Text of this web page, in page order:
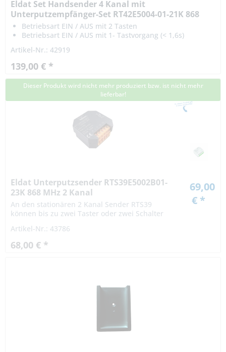
Eldat Set Handsender 4 Kanal mit
Unterputzempfänger-Set RT42E5004-01-21K 868
MHz 230 V...
Betriebsart EIN / AUS mit 2 Tasten
Betriebsart EIN / AUS mit 1- Tastvorgang (< 1,6s)
gedrückt wird
Artikel-Nr.: 42919
139,00 € *
Dieser Produkt wird nicht mehr produziert bzw. ist nicht mehr
lieferbar!
Eldat Unterputzsender RTS39E5002B01-
23K 868 MHz 2 Kanal
An den stationären 2 Kanal Sender RTS39
können bis zu zwei Taster oder zwei Schalter
handelsübliche 230V-Taster oder 230V-
Schalter...
Artikel-Nr.: 43786
68,00 € *
69,00
€ *